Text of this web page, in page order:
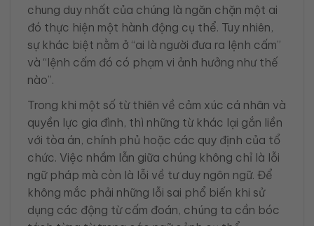
chung duy nhất của chúng là ngăn chặn một ai
đó thực hiện một hành động cụ thể. Tuy nhiên,
sự khác biệt nằm ở “ai là người đưa ra lệnh cấm”
và “lệnh cấm đó có phạm vi ảnh hưởng như thế
nào”.
Trong khi một số từ thiên về cảm xúc cá nhân và
quyền lực gia đình, thì những từ khác lại gắn liền
với tòa án, chính phủ hoặc các quy định của tổ
chức. Việc nhầm lẫn giữa chúng không chỉ là lỗi
ngữ pháp mà còn là lỗi về tư duy ngôn ngữ. Để
không mắc phải những lỗi sai phổ biến khi sử
dụng các động từ cấm đoán, chúng ta cần bóc